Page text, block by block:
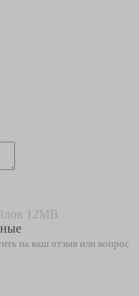
12MB
на ваш отзыв или вопрос